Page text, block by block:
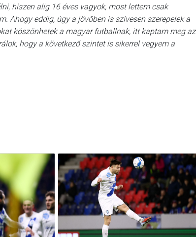
hiszen alig 16 éves vagyok, most lettem csak
Ahogy eddig, úgy a jövőben is szívesen szerepelek a
köszönhetek a magyar futballnak, itt kaptam meg az
hogy a következő szintet is sikerrel vegyem a